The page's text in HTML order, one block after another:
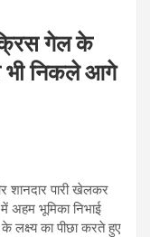
क्रिस गेल के
भी निकले आगे
शानदार पारी खेलकर
अहम भूमिका निभाई
का पीछा करते हुए